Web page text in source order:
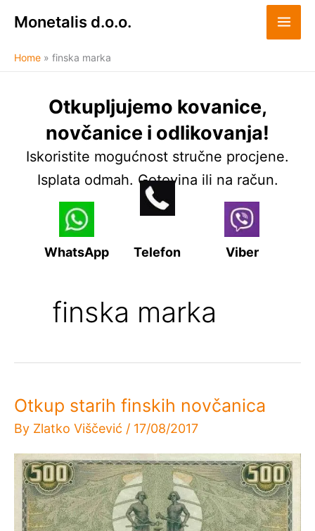
Monetalis d.o.o.
Home finska marka
Otkupljujemo kovanice,
novčanice i odlikovanja!
Iskoristite mogućnost stručne procjene.
Isplata odmah. Gotovina ili na račun.
WhatsApp Viber
Telefon
finska marka
Otkup starih finskih novčanica
By Zlatko Viščević / 17/08/2017